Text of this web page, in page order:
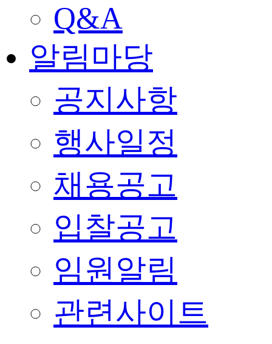
Q&A
알림마당
공지사항
행사일정
채용공고
입찰공고
임원알림
관련사이트